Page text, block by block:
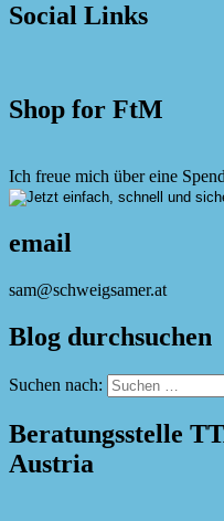
Social Links
Shop for FtM
Ich freue mich über eine
email
sam@schweigsamer.at
Blog durchsuchen
Suchen nach:
Beratungsstelle
Austria